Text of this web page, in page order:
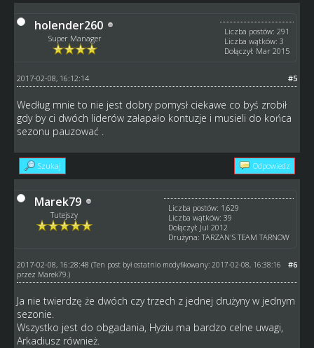
holender260
Super Manager
Liczba postów: 291
Liczba wątków: 3
Dołączył: Mar 2015
#5
2017-02-08, 16:12:14
Według mnie to nie jest dobry pomysł ciekawe co byś zrobił
gdy by ci dwóch liderów załapało kontuzje i musieli do końca
sezonu pauzować .
Szukaj Odpowiedz
Marek79
Tutejszy
Liczba postów: 1,629
Liczba wątków: 39
Dołączył: Jul 2012
Drużyna: TARZAN'S TEAM TARNOW
#6
2017-02-08, 16:28:48 (Ten post był ostatnio modyfikowany: 2017-02-08, 16:38:16
przez Marek79 .)
Ja nie twierdzę że dwóch czy trzech z jednej drużyny w jednym
sezonie.
Wszystko jest do obgadania, Hyziu ma bardzo celne uwagi,
Arkadiusz również.